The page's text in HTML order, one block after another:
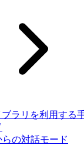
ラリを利用する
の対話モード